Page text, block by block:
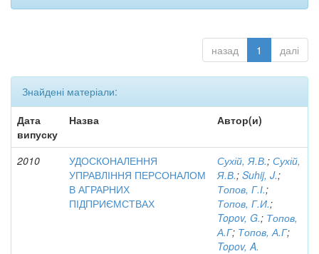
назад 1 далі
Знайдені матеріали:
Дата
випуску
Назва Автор(и)
2010
УДОСКОНАЛЕННЯ
УПРАВЛІННЯ ПЕРСОНАЛОМ
В АГРАРНИХ
ПІДПРИЄМСТВАХ
Сухій, Я.В.; Сухій,
Я.В.; Suhij, J.;
Топов, Г.І.;
Топов, Г.И.;
Topov, G.; Топов,
А.Г; Топов, А.Г;
Topov, A.